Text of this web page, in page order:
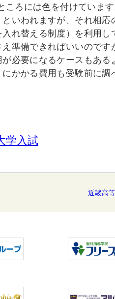
ころには色を付けていま
いわれますが、それ相
れ替える制度）を利用
準備できればいいので
必要になるケースもある
かかる費用も受験前に調
学入試
近畿高